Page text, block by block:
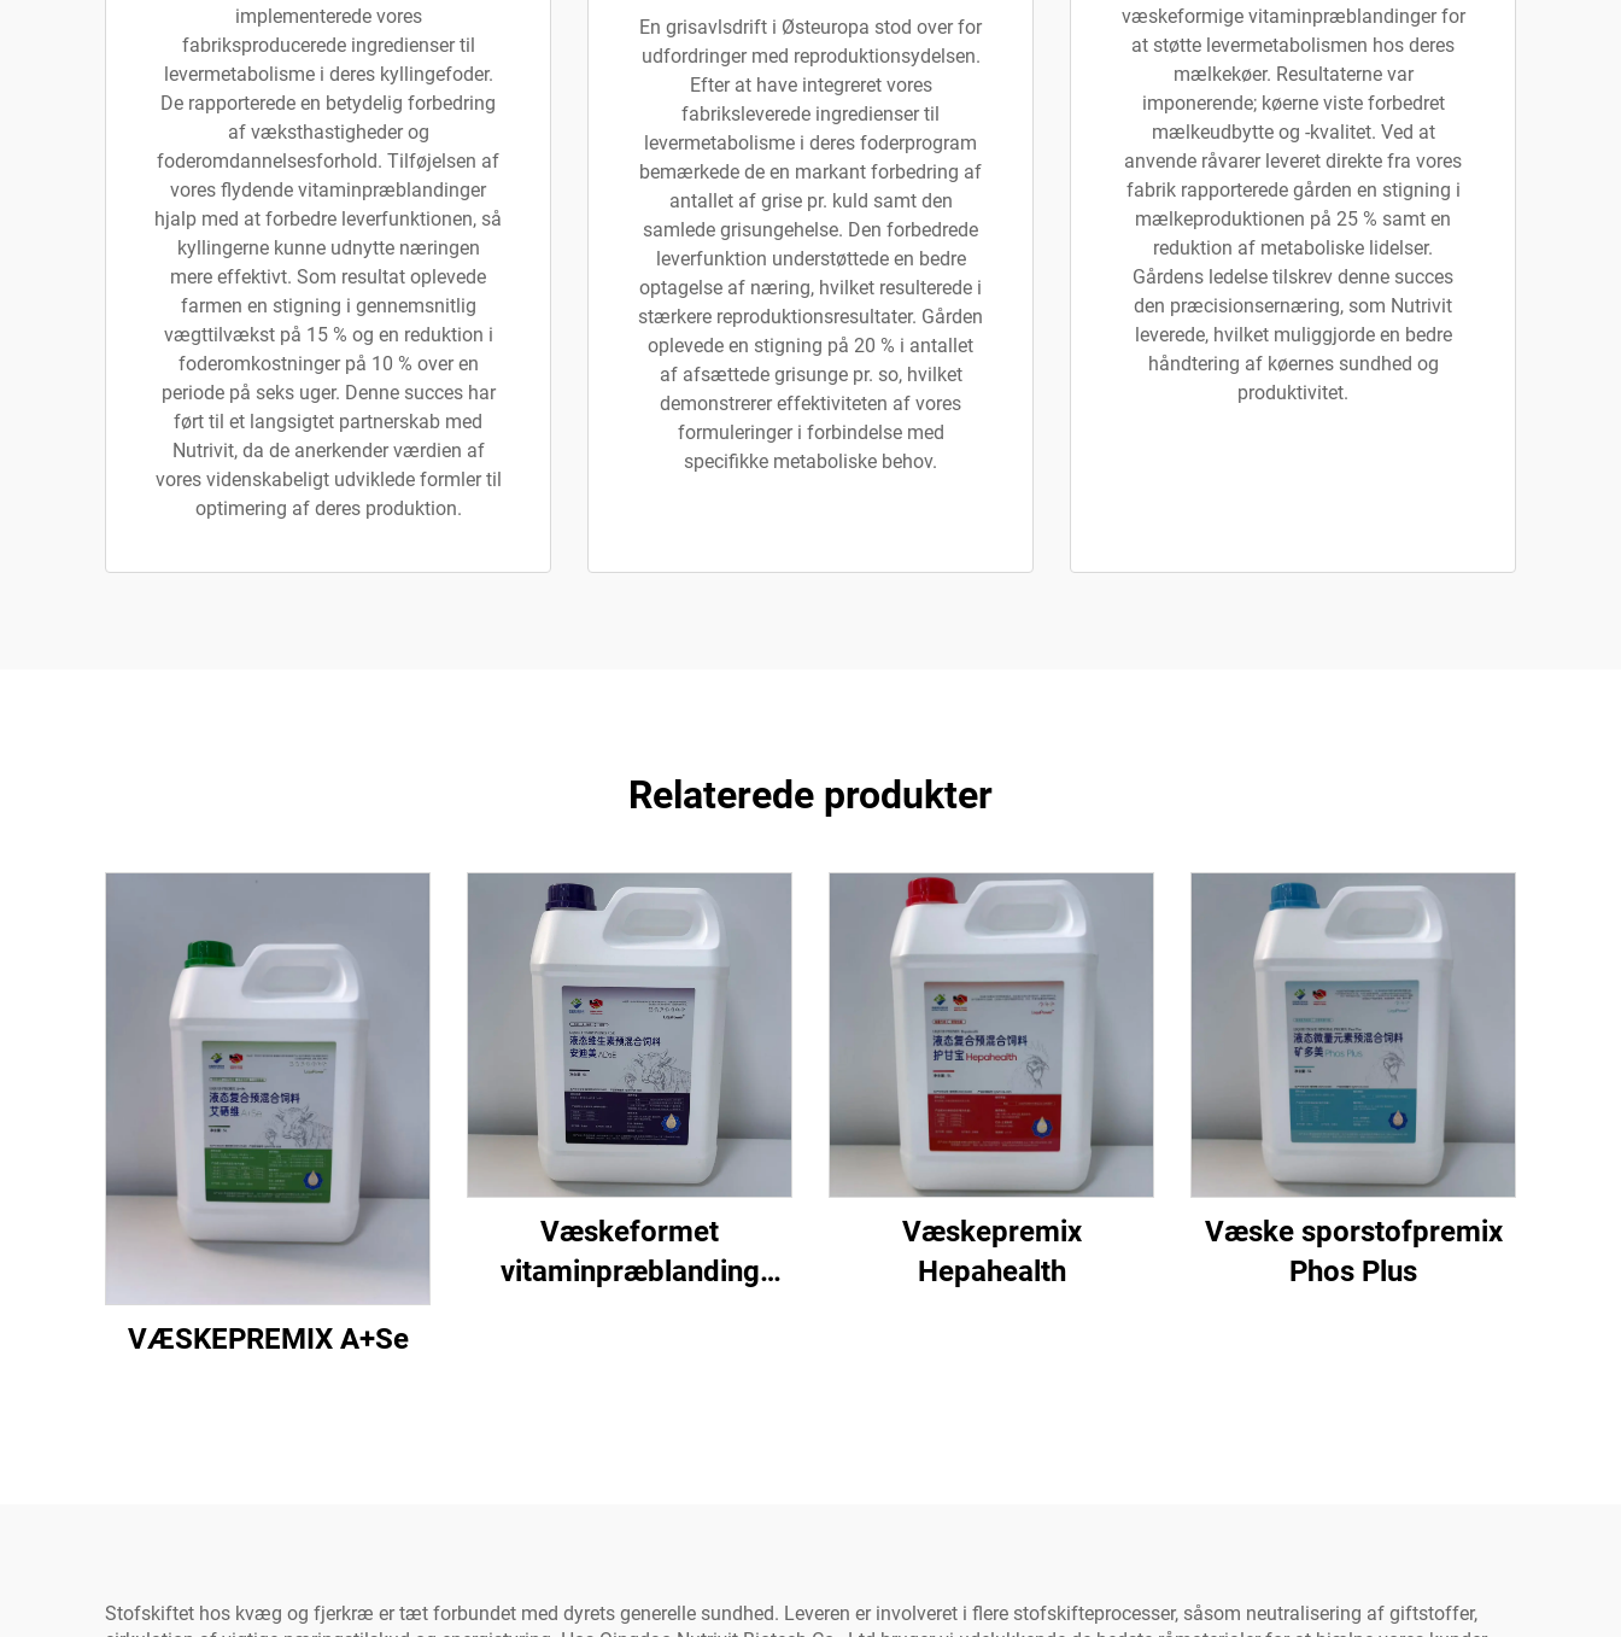
implementerede vores
fabriksproducerede ingredienser til
levermetabolisme i deres kyllingefoder.
De rapporterede en betydelig forbedring
af væksthastigheder og
foderomdannelsesforhold. Tilføjelsen af
vores flydende vitaminpræblandinger
hjalp med at forbedre leverfunktionen, så
kyllingerne kunne udnytte næringen
mere effektivt. Som resultat oplevede
farmen en stigning i gennemsnitlig
vægttilvækst på 15 % og en reduktion i
foderomkostninger på 10 % over en
periode på seks uger. Denne succes har
ført til et langsigtet partnerskab med
Nutrivit, da de anerkender værdien af
vores videnskabeligt udviklede formler til
optimering af deres produktion.
En grisavlsdrift i Østeuropa stod over for
udfordringer med reproduktionsydelsen.
Efter at have integreret vores
fabriksleverede ingredienser til
levermetabolisme i deres foderprogram
bemærkede de en markant forbedring af
antallet af grise pr. kuld samt den
samlede grisungehelse. Den forbedrede
leverfunktion understøttede en bedre
optagelse af næring, hvilket resulterede i
stærkere reproduktionsresultater. Gården
oplevede en stigning på 20 % i antallet
af afsættede grisunge pr. so, hvilket
demonstrerer effektiviteten af vores
formuleringer i forbindelse med
specifikke metaboliske behov.
væskeformige vitaminpræblandinger for
at støtte levermetabolismen hos deres
mælkekøer. Resultaterne var
imponerende; køerne viste forbedret
mælkeudbytte og -kvalitet. Ved at
anvende råvarer leveret direkte fra vores
fabrik rapporterede gården en stigning i
mælkeproduktionen på 25 % samt en
reduktion af metaboliske lidelser.
Gårdens ledelse tilskrev denne succes
den præcisionsernæring, som Nutrivit
leverede, hvilket muliggjorde en bedre
håndtering af køernes sundhed og
produktivitet.
Relaterede produkter
VÆSKEPREMIX A+Se
Væskeformet
vitaminpræblanding
Væskepremix
Hepahealth
Væske sporstofpremix
Phos Plus
Stofskiftet hos kvæg og fjerkræ er tæt forbundet med dyrets generelle sundhed. Leveren er involveret i flere stofskifteprocesser, såsom neutralisering af giftstoffer,